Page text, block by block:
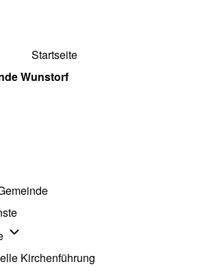
menu
Wunstorf
von Kirche
Unternavigation von Stiftskirche
Kirchenführung